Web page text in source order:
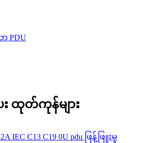
PDU
ထုတ်ကုန်များ